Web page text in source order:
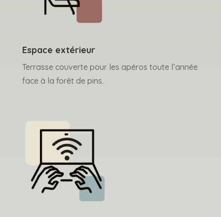
Espace extérieur
Terrasse couverte pour les apéros toute l’année
face à la forêt de pins.